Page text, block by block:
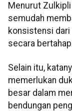
Menurut
semudah
konsistensi dari
secara
Selain itu,
memerlukan
besar dalam
bendungan